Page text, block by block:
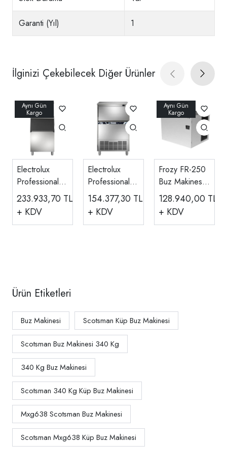
Garanti (Yıl) 1
İlginizi Çekebilecek Diğer Ürünler
Electrolux
Professional
Hazneli Küp
Buz Makinesi,
Kapasite 200
233.933,70 TL
+ KDV
Electrolux
Professional
Küp Buz
Makinesi,
Kapasite 153
154.377,30 TL
+ KDV
Frozy FR-250
Buz Makinesi
230 Kg/gün
Kapasiteli
128.940,00 TL
+ KDV
Ürün Etiketleri
Buz Makinesi Scotsman Küp Buz Makinesi
Scotsman Buz Makinesi 340 Kg
340 Kg Buz Makinesi
Scotsman 340 Kg Küp Buz Makinesi
Mxg638 Scotsman Buz Makinesi
Scotsman Mxg638 Küp Buz Makinesi